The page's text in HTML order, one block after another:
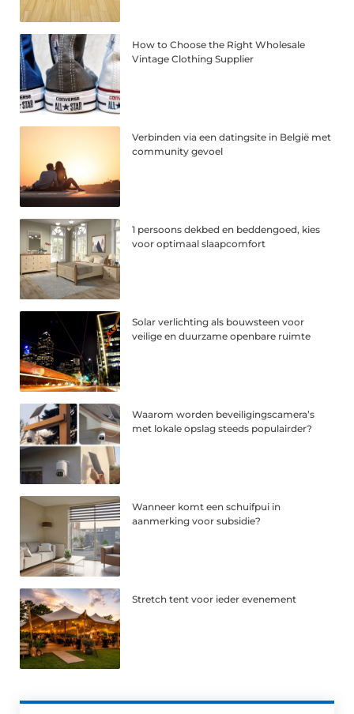
How to Choose the Right Wholesale
Vintage Clothing Supplier
Verbinden via een datingsite in België met
community gevoel
1 persoons dekbed en beddengoed, kies
voor optimaal slaapcomfort
Solar verlichting als bouwsteen voor
veilige en duurzame openbare ruimte
Waarom worden beveiligingscamera’s
met lokale opslag steeds populairder?
Wanneer komt een schuifpui in
aanmerking voor subsidie?
Stretch tent voor ieder evenement